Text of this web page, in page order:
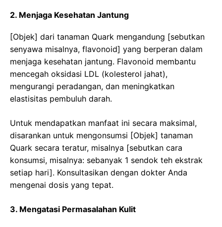
2. Menjaga Kesehatan Jantung
[Objek] dari tanaman Quark mengandung [sebutkan
senyawa misalnya, flavonoid] yang berperan dalam
menjaga kesehatan jantung. Flavonoid membantu
mencegah oksidasi LDL (kolesterol jahat),
mengurangi peradangan, dan meningkatkan
elastisitas pembuluh darah.
Untuk mendapatkan manfaat ini secara maksimal,
disarankan untuk mengonsumsi [Objek] tanaman
Quark secara teratur, misalnya [sebutkan cara
konsumsi, misalnya: sebanyak 1 sendok teh ekstrak
setiap hari]. Konsultasikan dengan dokter Anda
mengenai dosis yang tepat.
3. Mengatasi Permasalahan Kulit